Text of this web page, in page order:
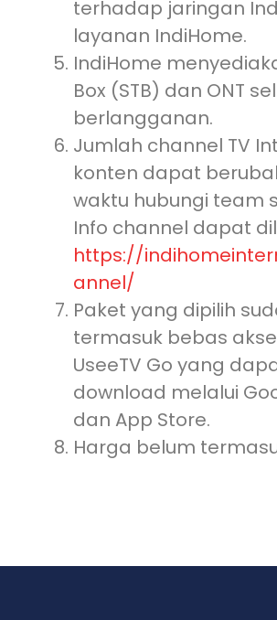
terhadap jaringan
layanan IndiHome.
IndiHome
Box (STB) dan ONT
berlangganan.
Jumlah channel TV
konten dapat
waktu hubungi team
Info channel dapat
https://
annel/
Paket yang dipilih
termasuk bebas
UseeTV Go yang
download melalui
dan App Store.
Harga belum